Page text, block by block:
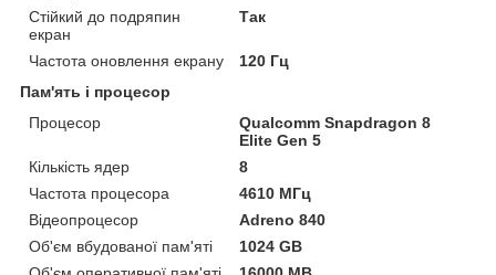
Стійкий до подряпин
екран
Так
Частота оновлення екрану
120 Гц
Пам'ять і процесор
Процесор
Qualcomm Snapdragon 8
Elite Gen 5
Кількість ядер
8
Частота процесора
4610 МГц
Відеопроцесор
Adreno 840
Об'єм вбудованої пам'яті
1024 GB